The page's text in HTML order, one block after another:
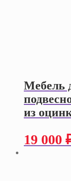
Мебель
из
19 000